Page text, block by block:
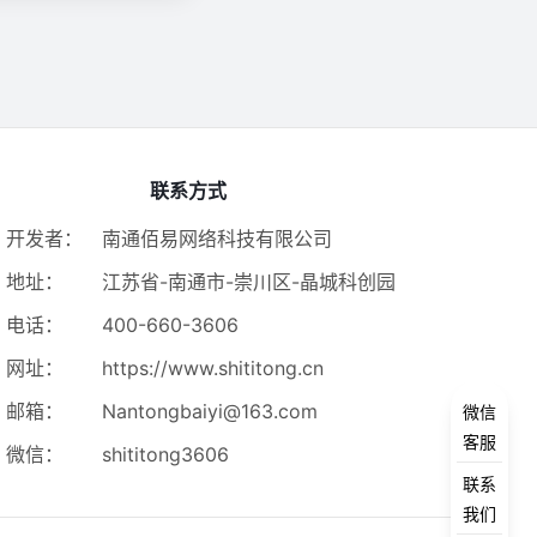
联系方式
开发者：
南通佰易网络科技有限公司
地址：
江苏省-南通市-崇川区-晶城科创园
电话：
400-660-3606
网址：
https://www.shititong.cn
邮箱：
Nantongbaiyi@163.com
微信：
shititong3606
微信
客服
联系
我们